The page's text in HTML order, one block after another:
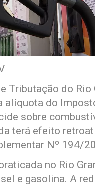
Tributação do
alíquota do
sobre
terá efeito
Nº 194/
no Rio
e gasolina. A